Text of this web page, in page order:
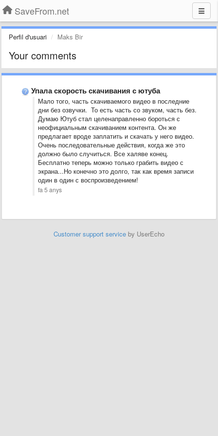
SaveFrom.net
Perfil d'usuari Maks Bir
Your comments
Упала скорость скачивания с ютуба
Мало того, часть скачиваемого видео в последние
дни без озвучки. То есть часть со звуком, часть без.
Думаю Ютуб стал целенаправленно бороться с
неофициальным скачиванием контента. Он же
предлагает вроде заплатить и скачать у него видео.
Очень последовательные действия, когда же это
должно было случиться. Все халяве конец.
Бесплатно теперь можно только грабить видео с
экрана...Но конечно это долго, так как время записи
один в один с воспроизведением!
fa 5 anys
Customer support service by UserEcho